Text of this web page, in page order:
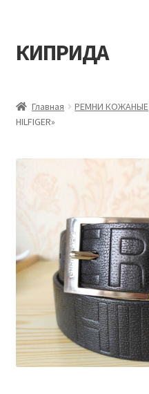
Перейти
к
Перейти
к
КИПРИДА
Корзина
Мой аккаунт
Главная РЕМНИ КОЖАНЫЕ
HILFIGER»